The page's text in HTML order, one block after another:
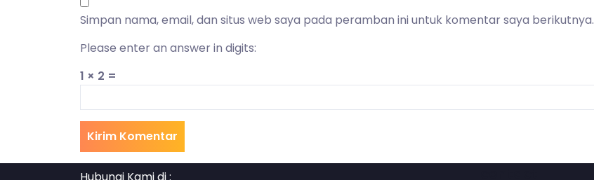
Simpan nama, email, dan situs web saya pada peramban ini untuk komentar saya berikutnya.
Please enter an answer in digits:
1 × 2 =